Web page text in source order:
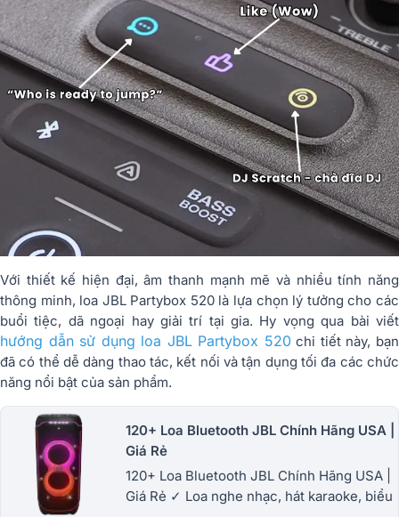
Với thiết kế hiện đại, âm thanh mạnh mẽ và nhiều tính năng
thông minh, loa JBL Partybox 520 là lựa chọn lý tưởng cho các
buổi tiệc, dã ngoại hay giải trí tại gia. Hy vọng qua bài viết
hướng dẫn sử dụng loa JBL Partybox 520 chi tiết này, bạn
đã có thể dễ dàng thao tác, kết nối và tận dụng tối đa các chức
năng nổi bật của sản phẩm.
120+ Loa Bluetooth JBL Chính Hãng USA |
Giá Rẻ
120+ Loa Bluetooth JBL Chính Hãng USA |
Giá Rẻ ✓ Loa nghe nhạc, hát karaoke, biểu